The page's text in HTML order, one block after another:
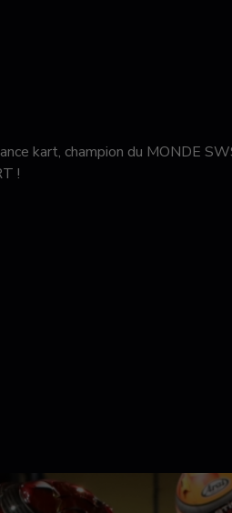
kart, champion du MONDE
!